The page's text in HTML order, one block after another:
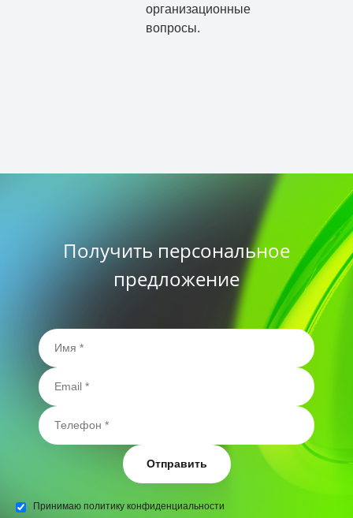
организационные
вопросы.
Получить персональное
предложение
Отправить
Принимаю политику конфиденциальности